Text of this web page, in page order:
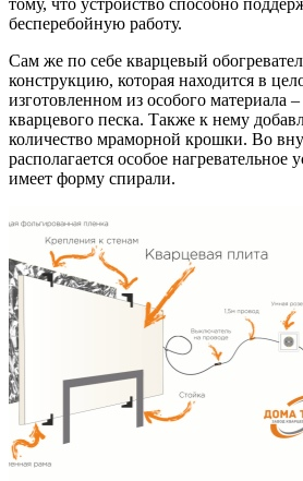
бесперебойную работу.
Сам же по себе кварцевый
конструкцию, которая находится в
изготовленном из особого материала
кварцевого песка. Также к нему
количество мраморной крошки. Во
располагается особое нагревательное
имеет форму спирали.